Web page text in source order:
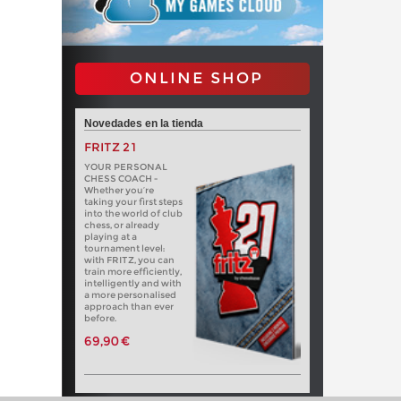
ONLINE SHOP
Novedades en la tienda
FRITZ 21
YOUR PERSONAL
CHESS COACH -
Whether you’re
taking your first steps
into the world of club
chess, or already
playing at a
tournament level:
with FRITZ, you can
train more efficiently,
intelligently and with
a more personalised
approach than ever
before.
69,90 €